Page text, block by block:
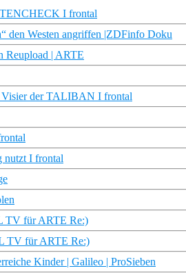
I frontal
den Westen angriffen |ZDFinfo Doku
Reupload | ARTE
Visier der TALIBAN I frontal
nutzt I frontal
TV für ARTE Re:)
TV für ARTE Re:)
Kinder | Galileo | ProSieben